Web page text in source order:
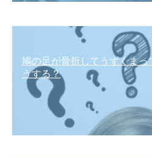
鳩の足が骨折してうずくま
うする？